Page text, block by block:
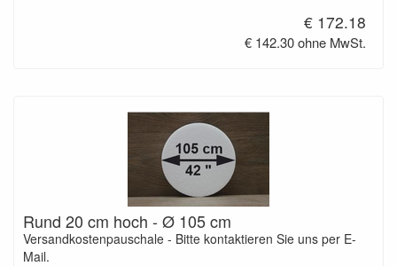
€ 172.18
€ 142.30 ohne MwSt.
Rund 20 cm hoch - Ø 105 cm
Versandkostenpauschale - Bitte kontaktieren Sie uns per E-
Mail.